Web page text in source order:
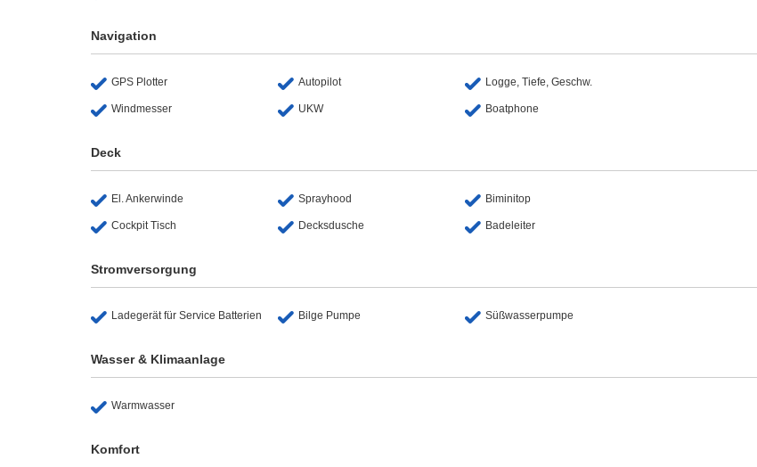
Navigation
GPS Plotter Autopilot Logge, Tiefe, Geschw.
Windmesser UKW Boatphone
Deck
El. Ankerwinde Sprayhood Biminitop
Cockpit Tisch Decksdusche Badeleiter
Stromversorgung
Ladegerät für Service Batterien Bilge Pumpe Süßwasserpumpe
Wasser & Klimaanlage
Warmwasser
Komfort